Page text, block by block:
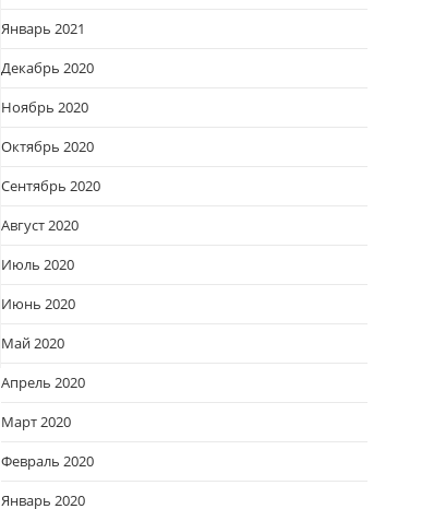
Январь 2021
Декабрь 2020
Ноябрь 2020
Октябрь 2020
Сентябрь 2020
Август 2020
Июль 2020
Июнь 2020
Май 2020
Апрель 2020
Март 2020
Февраль 2020
Январь 2020